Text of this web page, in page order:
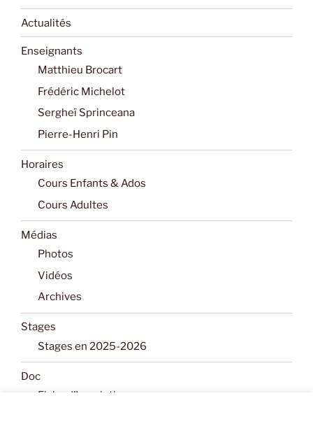
Actualités
Enseignants
Matthieu Brocart
Frédéric Michelot
Sergheï Sprinceana
Pierre-Henri Pin
Horaires
Cours Enfants & Ados
Cours Adultes
Médias
Photos
Vidéos
Archives
Stages
Stages en 2025-2026
Doc
Fiche d’Inscription